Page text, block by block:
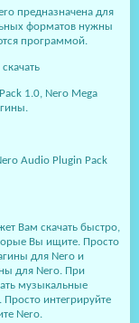
предназначена для
форматов нужны
программой.
1.0, Nero Mega
Audio Plugin Pack
Вам скачать быстро,
Вы ищите. Просто
для Nero и
для Nero. При
музыкальные
интегрируйте
Nero.